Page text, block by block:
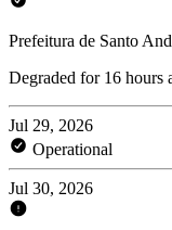
Prefeitura de Santo
Degraded for 16 hours
Jul 29, 2026
Operational
Jul 30, 2026